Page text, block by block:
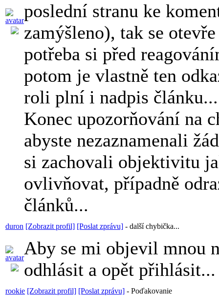
poslední stranu ke
zamýšleno), tak se
potřeba si před
potom je vlastně ten
roli plní i nadpis článku...
Konec upozorňování na
abyste nezaznamenali
si zachovali objektivitu
ovlivňovat, případně
článků...
duron [Zobrazit profil] [Poslat zprávu] - další chybička...
Aby se mi objevil mnou
odhlásit a opět přihlásit...
rookie [Zobrazit profil] [Poslat zprávu] - Poďakovanie